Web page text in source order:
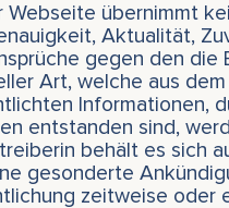
Webseite übernimmt
Aktualität,
gegen den
Art, welche aus
Informationen,
entstanden sind,
behält es sich
gesonderte
zeitweise oder